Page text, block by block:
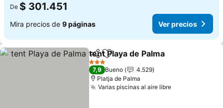
De $ 301.451
Mira precios de 9 páginas Ver precios
CompartirAgregar a favoritos
tent Playa de Palma
3 Estrellas
7,9 Bueno
4.529
Platja de Palma
Varias piscinas al aire libreVer precios